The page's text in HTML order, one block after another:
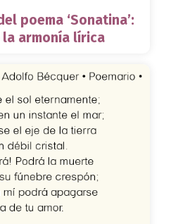
poema ‘Sonatina’:
armonía lírica